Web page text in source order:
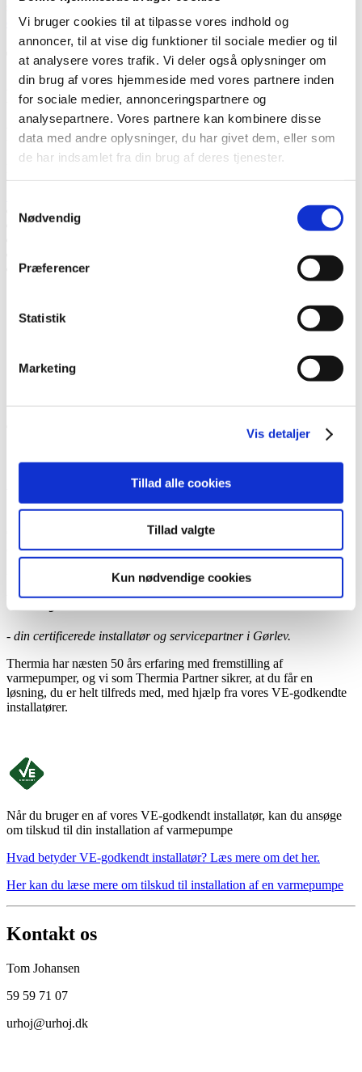
Vi bruger cookies til at tilpasse vores indhold og
annoncer, til at vise dig funktioner til sociale medier og til
at analysere vores trafik. Vi deler også oplysninger om
din brug af vores hjemmeside med vores partnere inden
for sociale medier, annonceringspartnere og
analysepartnere. Vores partnere kan kombinere disse
data med andre oplysninger, du har givet dem, eller som
de har indsamlet fra din brug af deres tjenester.
Nødvendig
Præferencer
Statistik
Marketing
Vis detaljer
Tillad alle cookies
Tillad valgte
Kun nødvendige cookies
* Læs mere om, hvordan Thermia håndterer dine personlige
data.
Tak! Vi vender tilbage snarest.
Mislykkedes
Ring til os
Ring til os, hvis du har spørgsmål.
Tal med en ekspert
Bed om et tilbud
Ring til os
Tal med en ekspert
Bed om et tilbud
Ring til os
Urhøj
Certificeret Thermia-installatør og -servicepartner,
Gørlev
Urhøj
- din certificerede installatør og servicepartner i Gørlev.
Thermia har næsten 50 års erfaring med fremstilling af
varmepumper, og vi som Thermia Partner sikrer, at du får en
løsning, du er helt tilfreds med, med hjælp fra vores VE-godkendte
installatører.
Når du bruger en af vores VE-godkendt installatør, kan du ansøge
om tilskud til din installation af varmepumpe
Hvad betyder VE-godkendt installatør? Læs mere om det her.
Her kan du læse mere om tilskud til installation af en varmepumpe
Kontakt os
Tom Johansen
59 59 71 07
urhoj@urhoj.dk